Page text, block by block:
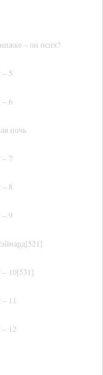
– он псих?
– 5
– 6
ночь
– 7
– 8
– 9
– 10[531]
11
12